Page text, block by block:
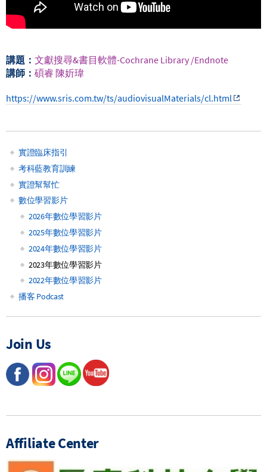
講題： 文獻搜尋&書目軟體-Cochrane Library /Endnote
講師： 碩睿 陳妡瑋
https://www.sris.com.tw/ts/audiovisualMaterials/cl.html
Main
navigation
實證臨床指引
考科藍教育訓練
實證幫幫忙
數位學習影片
2026年數位學習影片
2025年數位學習影片
2024年數位學習影片
2023年數位學習影片
2022年數位學習影片
播客 Podcast
Join Us
Affiliate Center